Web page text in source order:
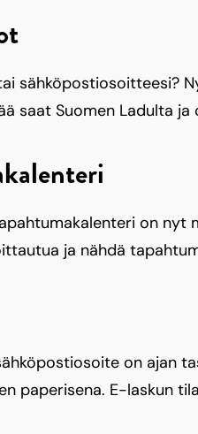
sähköpostiosoitteesi?
saat Suomen Ladulta
on nyt
ja nähdä
on ajan
paperisena. E-laskun